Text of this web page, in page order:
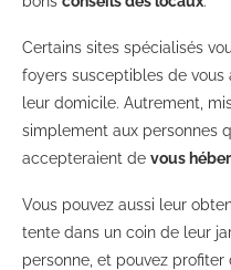
Certains sites spécialisés
foyers susceptibles de vous
leur domicile. Autrement,
simplement aux personnes
accepteraient de vous
Vous pouvez aussi leur
tente dans un coin de leur
personne, et pouvez